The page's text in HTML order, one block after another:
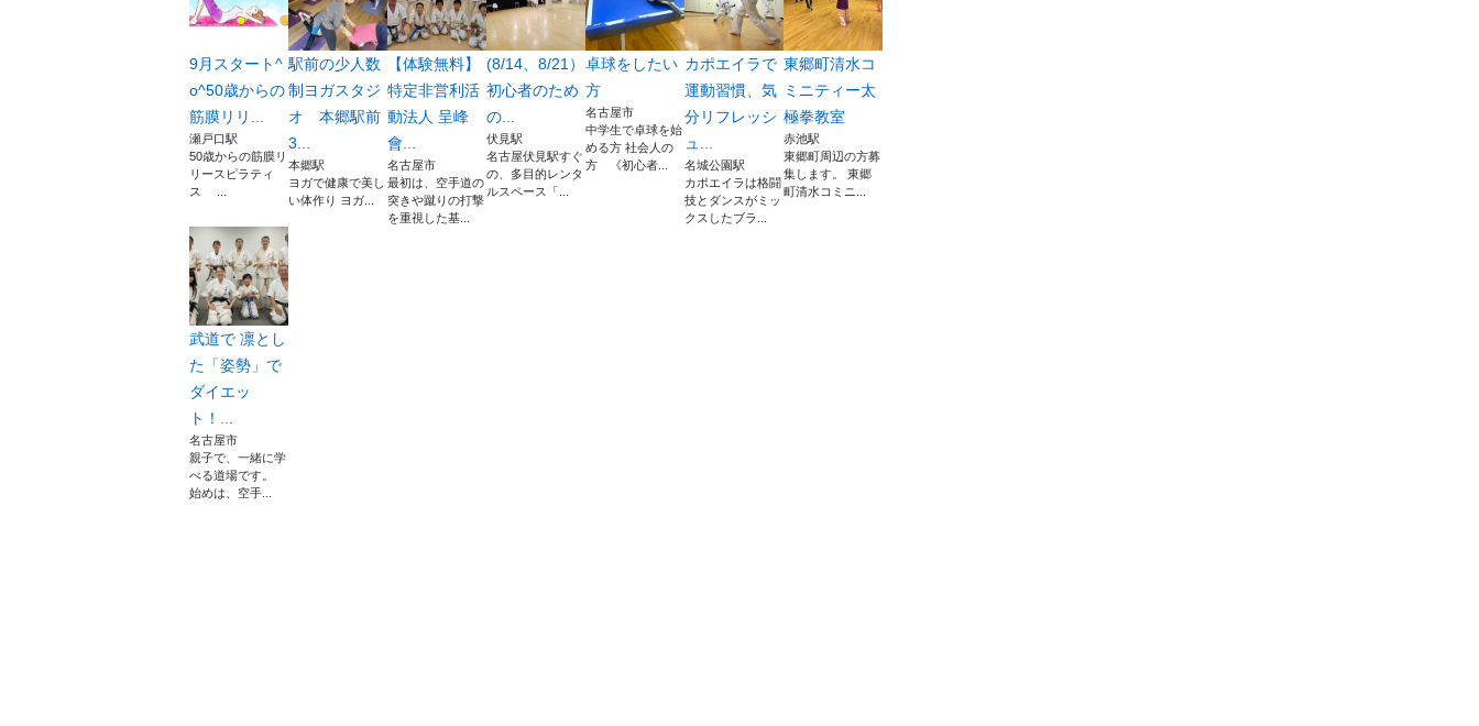
9月スタート^
o^50歳からの
筋膜リリ...
瀬戸口駅
50歳からの筋膜リ
リースピラティ
ス ...
駅前の少人数
制ヨガスタジ
オ 本郷駅前
3...
本郷駅
ヨガで健康で美し
い体作り ヨガ...
【体験無料】
特定非営利活
動法人 呈峰
會...
名古屋市
最初は、空手道の
突きや蹴りの打撃
を重視した基...
(8/14、8/21）
初心者のため
の...
伏見駅
名古屋伏見駅すぐ
の、多目的レンタ
ルスペース「...
卓球をしたい
方
名古屋市
中学生で卓球を始
める方 社会人の
方 《初心者...
カポエイラで
運動習慣、気
分リフレッシ
ュ...
名城公園駅
カポエイラは格闘
技とダンスがミッ
クスしたブラ...
東郷町清水コ
ミニティー太
極拳教室
赤池駅
東郷町周辺の方募
集します。 東郷
町清水コミニ...
武道で 凛とし
た「姿勢」で
ダイエッ
ト！...
名古屋市
親子で、一緒に学
べる道場です。
始めは、空手...